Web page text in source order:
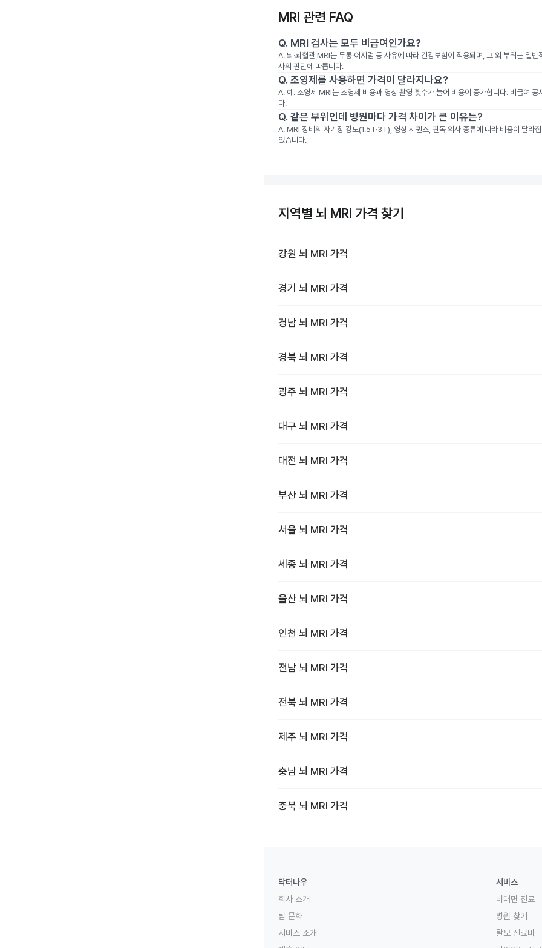
MRI 관련 FAQ
Q. MRI 검사는 모두 비급여인가요?
A. 뇌·뇌혈관 MRI는 두통·어지럼 등 사유에 따라 건강보험이 적용되며, 그 외 부위는 일
사의 판단에 따릅니다.
Q. 조영제를 사용하면 가격이 달라지나요?
A. 예. 조영제 MRI는 조영제 비용과 영상 촬영 횟수가 늘어 비용이 증가합니다. 비급여
다.
Q. 같은 부위인데 병원마다 가격 차이가 큰 이유는?
A. MRI 장비의 자기장 강도(1.5T·3T), 영상 시퀀스, 판독 의사 종류에 따라 비용이 달라
있습니다.
지역별 뇌 MRI 가격 찾기
강원 뇌 MRI 가격
경기 뇌 MRI 가격
경남 뇌 MRI 가격
경북 뇌 MRI 가격
광주 뇌 MRI 가격
대구 뇌 MRI 가격
대전 뇌 MRI 가격
부산 뇌 MRI 가격
서울 뇌 MRI 가격
세종 뇌 MRI 가격
울산 뇌 MRI 가격
인천 뇌 MRI 가격
전남 뇌 MRI 가격
전북 뇌 MRI 가격
제주 뇌 MRI 가격
충남 뇌 MRI 가격
충북 뇌 MRI 가격
닥터나우
회사 소개
팀 문화
서비스 소개
서비스
비대면 진료
병원 찾기
탈모 진료비